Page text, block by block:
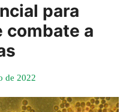
para
combate a
de 2022